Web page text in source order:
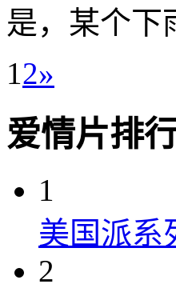
是，某个下
1 2»
爱情片排
1
美国派系
2